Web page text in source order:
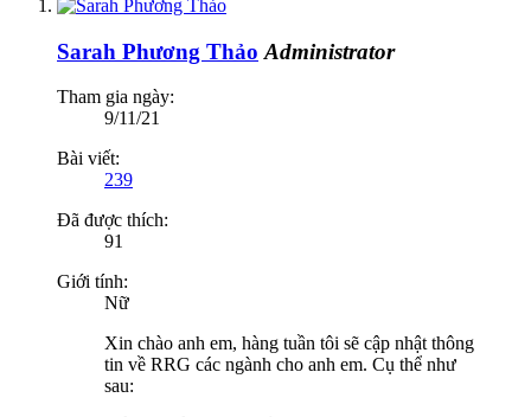
Sarah Phương Thảo Administrator
Tham gia ngày:
9/11/21
Bài viết:
239
Đã được thích:
91
Giới tính:
Nữ
Xin chào anh em, hàng tuần tôi sẽ cập nhật thông
tin về RRG các ngành cho anh em. Cụ thể như
sau: